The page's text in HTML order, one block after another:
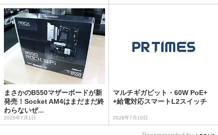
まさかのB550マザーボードが新
発売！Socket AM4はまだまだ終
わらないぜ...
2026年7月1日
マルチギガビット・60W PoE+
+給電対応スマートL2スイッチ
2026年7月10日